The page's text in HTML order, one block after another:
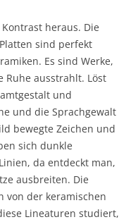
heraus. Die
sind perfekt
Es sind Werke,
Ruhe ausstrahlt. Löst
und
und die Sprachgewalt
bewegte Zeichen und
sich dunkle
da entdeckt man,
ausbreiten. Die
von der keramischen
Lineaturen studiert,